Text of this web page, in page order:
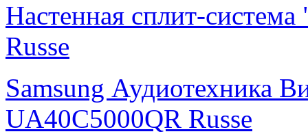
Настенная сплит-
Russe
Samsung Аудиотехника
UA40C5000QR Russe